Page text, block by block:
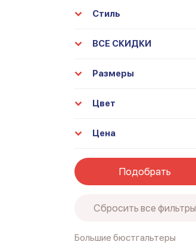
Стиль
ВСЕ СКИДКИ
Размеры
Цвет
Цена
Подобрать
Сбросить все фильтры
Большие бюстгальтеры